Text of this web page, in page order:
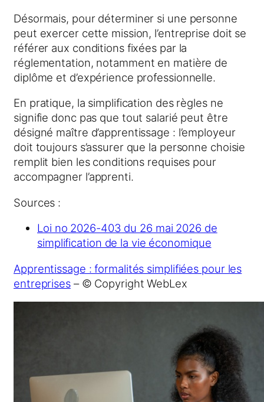
Désormais, pour déterminer si une personne
peut exercer cette mission, l’entreprise doit se
référer aux conditions fixées par la
réglementation, notamment en matière de
diplôme et d’expérience professionnelle.
En pratique, la simplification des règles ne
signifie donc pas que tout salarié peut être
désigné maître d’apprentissage : l’employeur
doit toujours s’assurer que la personne choisie
remplit bien les conditions requises pour
accompagner l’apprenti.
Sources :
Loi no 2026-403 du 26 mai 2026 de
simplification de la vie économique
Apprentissage : formalités simplifiées pour les
entreprises– © Copyright WebLex